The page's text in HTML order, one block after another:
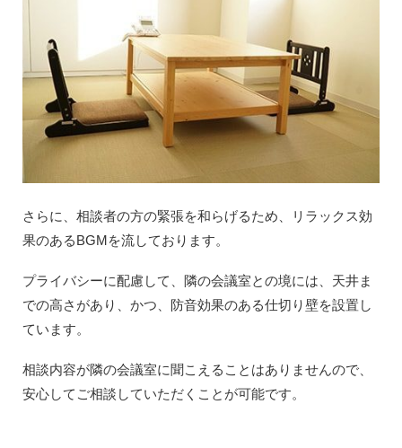
さらに、相談者の方の緊張を和らげるため、リラックス効
果のあるBGMを流しております。
プライバシーに配慮して、隣の会議室との境には、天井ま
での高さがあり、かつ、防音効果のある仕切り壁を設置し
ています。
相談内容が隣の会議室に聞こえることはありませんので、
安心してご相談していただくことが可能です。